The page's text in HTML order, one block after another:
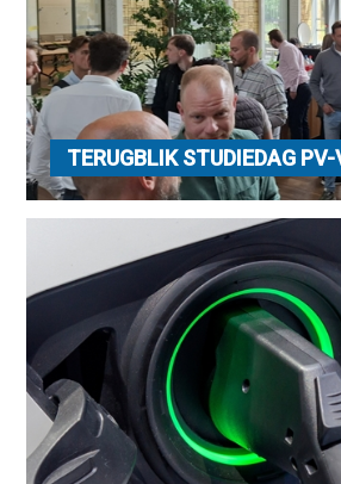
TERUGBLIK STUDIEDAG